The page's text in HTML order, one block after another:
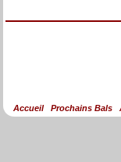
Accueil Prochains Bals